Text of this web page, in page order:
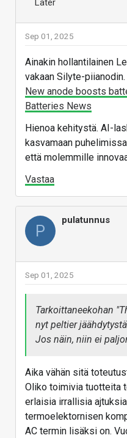
a
a phone with a pure
realme concept
prone to battery
suggests that we
commercial version
any time soon. It
safe for long-term
Vastaa
Sep 01, 2025
Ainakin hollantilainen
vakaan Silyte-piianodin.
New anode boosts
Batteries News
Hienoa kehitystä. AI-
kasvamaan
että molemmille
Vastaa
P
pulatunnus
Sep 01, 2025
Tarkoittaneekohan
nyt peltier
Jos näin, niin ei
Aika vähän sitä
Oliko toimivia tuotteita
erlaisia irrallisia
termoelektornisen
AC termin lisäksi on.